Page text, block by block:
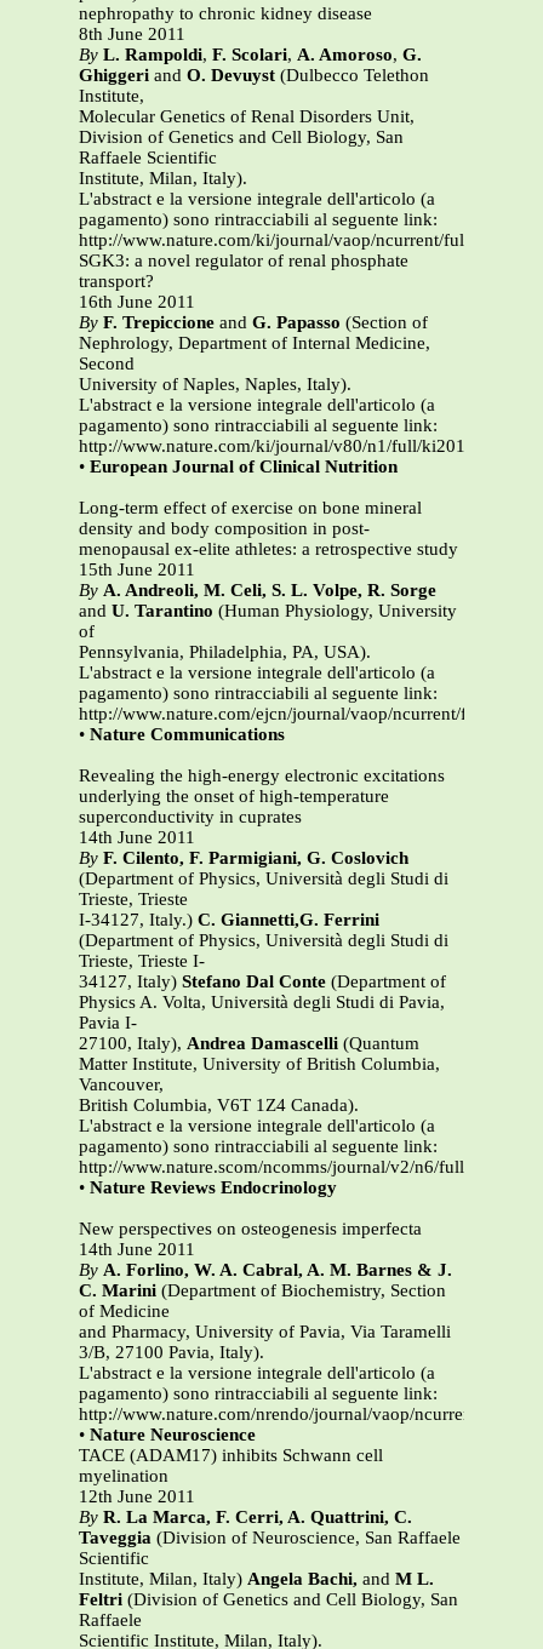
nephropathy to chronic kidney disease
8th June 2011
By L. Rampoldi, F. Scolari, A. Amoroso, G.
Ghiggeri and O. Devuyst (Dulbecco Telethon
Institute,
Molecular Genetics of Renal Disorders Unit,
Division of Genetics and Cell Biology, San
Raffaele Scientific
Institute, Milan, Italy).
L'abstract e la versione integrale dell'articolo (a
pagamento) sono rintracciabili al seguente link:
http://www.nature.com/ki/journal/vaop/ncurrent/full/
SGK3: a novel regulator of renal phosphate
transport?
16th June 2011
By F. Trepiccione and G. Papasso (Section of
Nephrology, Department of Internal Medicine,
Second
University of Naples, Naples, Italy).
L'abstract e la versione integrale dell'articolo (a
pagamento) sono rintracciabili al seguente link:
http://www.nature.com/ki/journal/v80/n1/full/ki201160a.html
• European Journal of Clinical Nutrition
Long-term effect of exercise on bone mineral
density and body composition in post-
menopausal ex-elite athletes: a retrospective study
15th June 2011
By A. Andreoli, M. Celi, S. L. Volpe, R. Sorge
and U. Tarantino (Human Physiology, University
of
Pennsylvania, Philadelphia, PA, USA).
L'abstract e la versione integrale dell'articolo (a
pagamento) sono rintracciabili al seguente link:
http://www.nature.com/ejcn/journal/vaop/ncurrent/full/
• Nature Communications
Revealing the high-energy electronic excitations
underlying the onset of high-temperature
superconductivity in cuprates
14th June 2011
By F. Cilento, F. Parmigiani, G. Coslovich
(Department of Physics, Università degli Studi di
Trieste, Trieste
I-34127, Italy.) C. Giannetti,G. Ferrini
(Department of Physics, Università degli Studi di
Trieste, Trieste I-
34127, Italy) Stefano Dal Conte (Department of
Physics A. Volta, Università degli Studi di Pavia,
Pavia I-
27100, Italy), Andrea Damascelli (Quantum
Matter Institute, University of British Columbia,
Vancouver,
British Columbia, V6T 1Z4 Canada).
L'abstract e la versione integrale dell'articolo (a
pagamento) sono rintracciabili al seguente link:
http://www.nature.scom/ncomms/journal/v2/n6/full/
• Nature Reviews Endocrinology
New perspectives on osteogenesis imperfecta
14th June 2011
By A. Forlino, W. A. Cabral, A. M. Barnes & J.
C. Marini (Department of Biochemistry, Section
of Medicine
and Pharmacy, University of Pavia, Via Taramelli
3/B, 27100 Pavia, Italy).
L'abstract e la versione integrale dell'articolo (a
pagamento) sono rintracciabili al seguente link:
http://www.nature.com/nrendo/journal/vaop/ncurrent/full/
• Nature Neuroscience
TACE (ADAM17) inhibits Schwann cell
myelination
12th June 2011
By R. La Marca, F. Cerri, A. Quattrini, C.
Taveggia (Division of Neuroscience, San Raffaele
Scientific
Institute, Milan, Italy) Angela Bachi, and M L.
Feltri (Division of Genetics and Cell Biology, San
Raffaele
Scientific Institute, Milan, Italy).